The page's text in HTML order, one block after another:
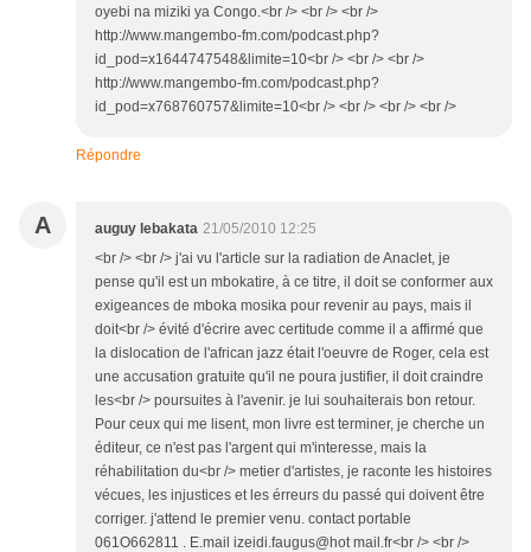
oyebi na miziki ya Congo.<br /> <br /> <br />
http://www.mangembo-fm.com/podcast.php?
id_pod=x1644747548&limite=10<br /> <br /> <br />
http://www.mangembo-fm.com/podcast.php?
id_pod=x768760757&limite=10<br /> <br /> <br /> <br />
Répondre
A auguy lebakata 21/05/2010 12:25
<br /> <br /> j'ai vu l'article sur la radiation de Anaclet, je
pense qu'il est un mbokatire, à ce titre, il doit se conformer aux
exigeances de mboka mosika pour revenir au pays, mais il
doit<br /> évité d'écrire avec certitude comme il a affirmé que
la dislocation de l'african jazz était l'oeuvre de Roger, cela est
une accusation gratuite qu'il ne poura justifier, il doit craindre
les<br /> poursuites à l'avenir. je lui souhaiterais bon retour.
Pour ceux qui me lisent, mon livre est terminer, je cherche un
éditeur, ce n'est pas l'argent qui m'interesse, mais la
réhabilitation du<br /> metier d'artistes, je raconte les histoires
vécues, les injustices et les érreurs du passé qui doivent être
corriger. j'attend le premier venu. contact portable
061O662811 . E.mail izeidi.faugus@hot mail.fr<br /> <br />